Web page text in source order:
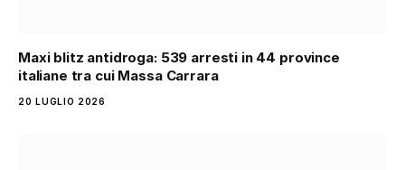
Maxi blitz antidroga: 539 arresti in 44 province
italiane tra cui Massa Carrara
20 LUGLIO 2026